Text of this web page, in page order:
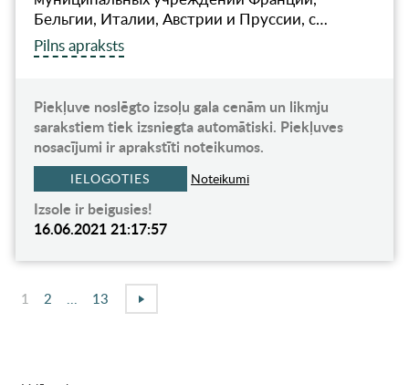
Бельгии, Италии, Австрии и Пруссии, с…
Pilns apraksts
Piekļuve noslēgto izsoļu gala cenām un likmju
sarakstiem tiek izsniegta automātiski. Piekļuves
nosacījumi ir aprakstīti noteikumos.
IELOGOTIES Noteikumi
Izsole ir beigusies!
16.06.2021 21:17:57
1 2 13